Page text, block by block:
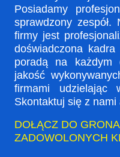
Posiadamy
sprawdzony zespół.
firmy jest
doświadczona
poradą na każdym
jakość
firmami udzielając
Skontaktuj się z nami
DOŁĄCZ DO
ZADOWOLONYCH